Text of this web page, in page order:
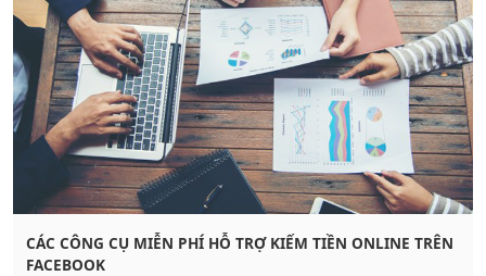
CÁC CÔNG CỤ MIỄN PHÍ HỖ TRỢ KIẾM TIỀN ONLINE TRÊN
FACEBOOK